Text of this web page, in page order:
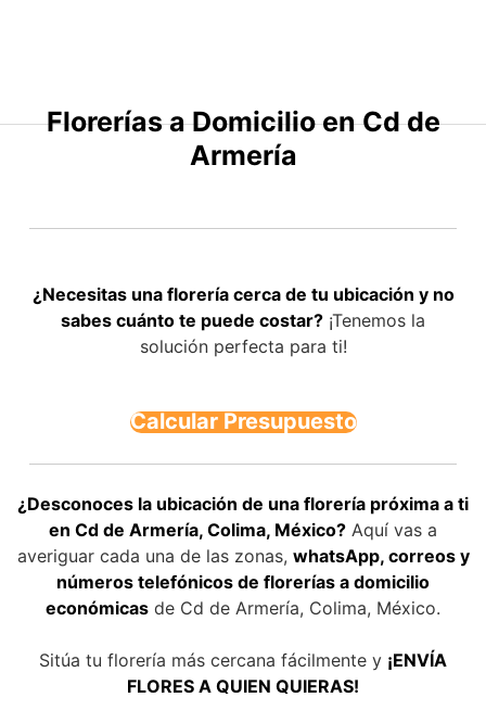
Florerías a Domicilio en Cd de
Armería
¿Necesitas una florería cerca de tu ubicación y no
sabes cuánto te puede costar? ¡Tenemos la
solución perfecta para ti!
Calcular Presupuesto
¿Desconoces la ubicación de una florería próxima a ti
en Cd de Armería, Colima, México? Aquí vas a
averiguar cada una de las zonas, whatsApp, correos y
números telefónicos de florerías a domicilio
económicas de Cd de Armería, Colima, México.
Sitúa tu florería más cercana fácilmente y ¡ENVÍA
FLORES A QUIEN QUIERAS!